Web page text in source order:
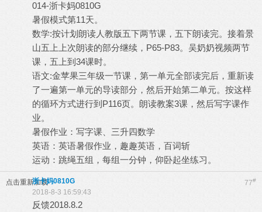
014-浙卡妈0810G
暑假模式第11天。
数学:按计划朗读人教版五下两节课，五下朗读完。接着景
山五上上次朗读的部分继续，P65-P83。吴奶奶视频两节
课，五上到34课时。
语文:金苹果三年级一节课，第一单元全部读完后，重新读
了一遍第一单元的导读部分，然后开始第二单元。按这样
的循环方式进行到P116页。朗读教案3课，然后写字课作
业。
暑假作业：写字课、三升四数学
英语：英语暑假作业，趣趣英语，百词斩
运动：跳绳五组，每组一分钟，仰卧起坐练习。
点击重新加载 77#
浙卡妈0810G
2018-8-3 16:59:43
反馈2018.8.2